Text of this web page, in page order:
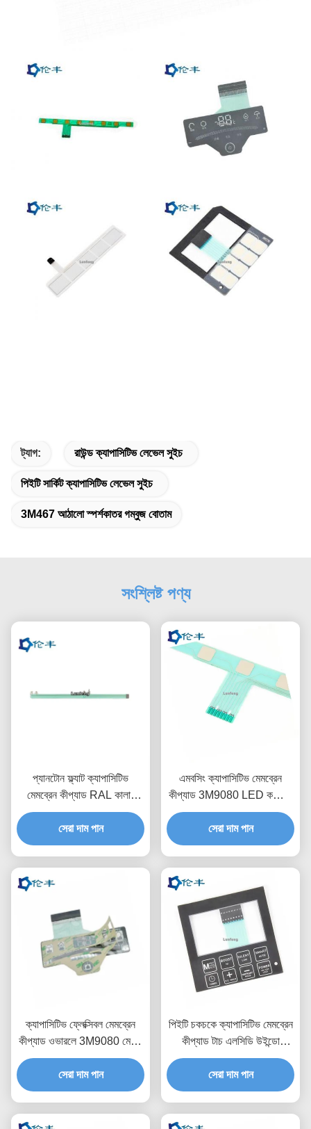
ট্যাগ: রাউন্ড ক্যাপাসিটিভ লেভেল সুইচ
পিইটি সার্কিট ক্যাপাসিটিভ লেভেল সুইচ
3M467 আঠালো স্পর্শকাতর গম্বুজ বোতাম
সংশ্লিষ্ট পণ্য
প্যানটোন ফ্ল্যাট ক্যাপাসিটিভ
মেমব্রেন কীপ্যাড RAL কালার
মেমব্রেন টাচ সুইচ
সেরা দাম পান
এমবসিং ক্যাপাসিটিভ মেমব্রেন
কীপ্যাড 3M9080 LED কন্ট্রোল
প্যানেল ওভারলে
সেরা দাম পান
ক্যাপাসিটিভ ফ্লেক্সিবল মেমব্রেন
কীপ্যাড ওভারলে 3M9080 মেটাল
ডোম কীবোর্ড
সেরা দাম পান
পিইটি চকচকে ক্যাপাসিটিভ মেমব্রেন
কীপ্যাড টাচ এলসিডি উইন্ডো
3M468
সেরা দাম পান